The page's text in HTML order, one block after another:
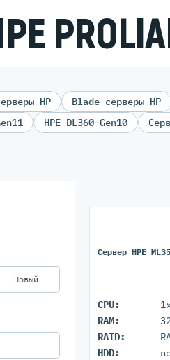
HP Blade серверы HP
HPE DL360 Gen10
Новый
Сервер HPE
CPU:
RAM:
RAID:
HDD: